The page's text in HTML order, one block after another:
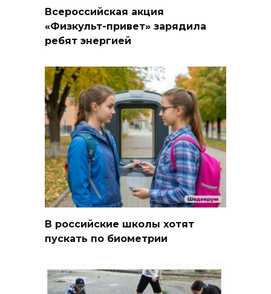
Всероссийская акция
«Физкульт-привет» зарядила
ребят энергией
В российские школы хотят
пускать по биометрии